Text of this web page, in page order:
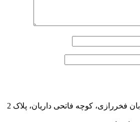
تهران، خیابان انقلاب، خیابان فخررازی، کوچه فاتحی داریان، پلاک 2